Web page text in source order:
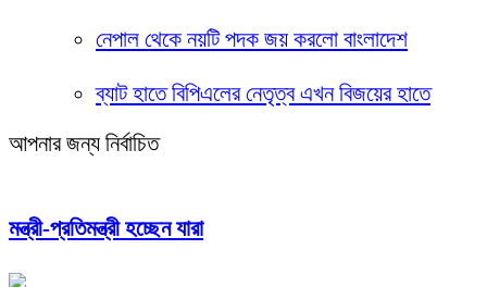
নেপাল থেকে নয়টি পদক জয় করলো বাংলাদেশ
ব্যাট হাতে বিপিএলের নেতৃত্ব এখন বিজয়ের হাতে
আপনার জন্য নির্বাচিত
মন্ত্রী-প্রতিমন্ত্রী হচ্ছেন যারা